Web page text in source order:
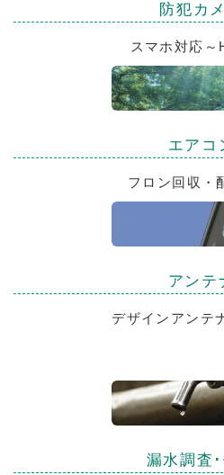
防犯カ
スマホ対応～
エアコ
フロン回収・
アンテ
デザインアンテ
漏水調査